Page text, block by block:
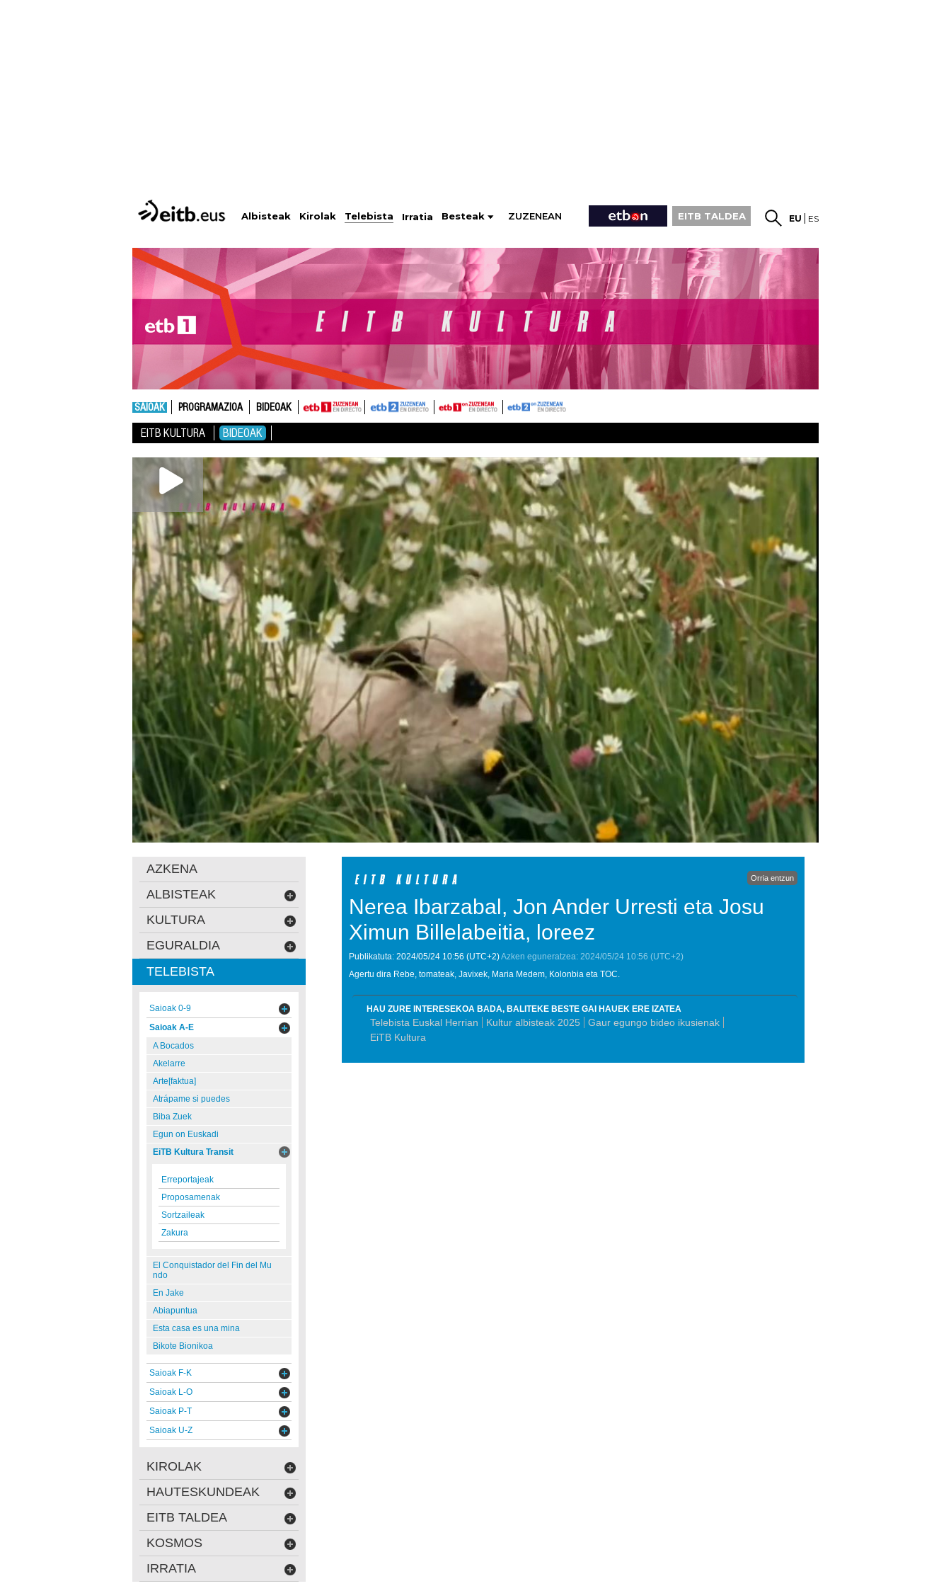
Albisteak Kirolak Telebista Irratia Besteak ZUZENEAN EITB TALDEA EU ES
SAIOAK PROGRAMAZIOA BIDEOAK
EITB KULTURA BIDEOAK
Orria entzun
Nerea Ibarzabal, Jon Ander Urresti eta Josu
Ximun Billelabeitia, loreez
Publikatuta: 2024/05/24 10:56 (UTC+2)Azken eguneratzea: 2024/05/24 10:56 (UTC+2)
Agertu dira Rebe, tomateak, Javixek, Maria Medem, Kolonbia eta TOC.
HAU ZURE INTERESEKOA BADA, BALITEKE BESTE GAI HAUEK ERE IZATEA
Telebista Euskal Herrian Kultur albisteak 2025
Gaur egungo bideo ikusienak
EiTB Kultura
AZKENA
ALBISTEAK
KULTURA
EGURALDIA
TELEBISTA
Saioak 0-9
Saioak A-E
A Bocados
Akelarre
Arte[faktua]
Atrápame si puedes
Biba Zuek
Egun on Euskadi
EiTB Kultura Transit
Erreportajeak
Proposamenak
Sortzaileak
Zakura
El Conquistador del Fin del Mu
ndo
En Jake
Abiapuntua
Esta casa es una mina
Bikote Bionikoa
Saioak F-K
Saioak L-O
Saioak P-T
Saioak U-Z
KIROLAK
HAUTESKUNDEAK
EITB TALDEA
KOSMOS
IRRATIA